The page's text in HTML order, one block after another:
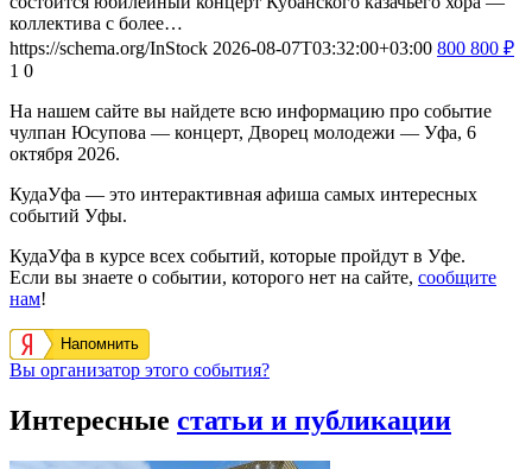
коллектива с более…
https://schema.org/InStock 2026-08-07T03:32:00+03:00 800 800 ₽
1 0
На нашем сайте вы найдете всю информацию про событие
чулпан Юсупова — концерт, Дворец молодежи — Уфа, 6
октября 2026.
КудаУфа — это интерактивная афиша самых интересных
событий Уфы.
КудаУфа в курсе всех событий, которые пройдут в Уфе.
Если вы знаете о событии, которого нет на сайте, сообщите
нам!
Напомнить
Вы организатор этого события?
Интересные статьи и публикации